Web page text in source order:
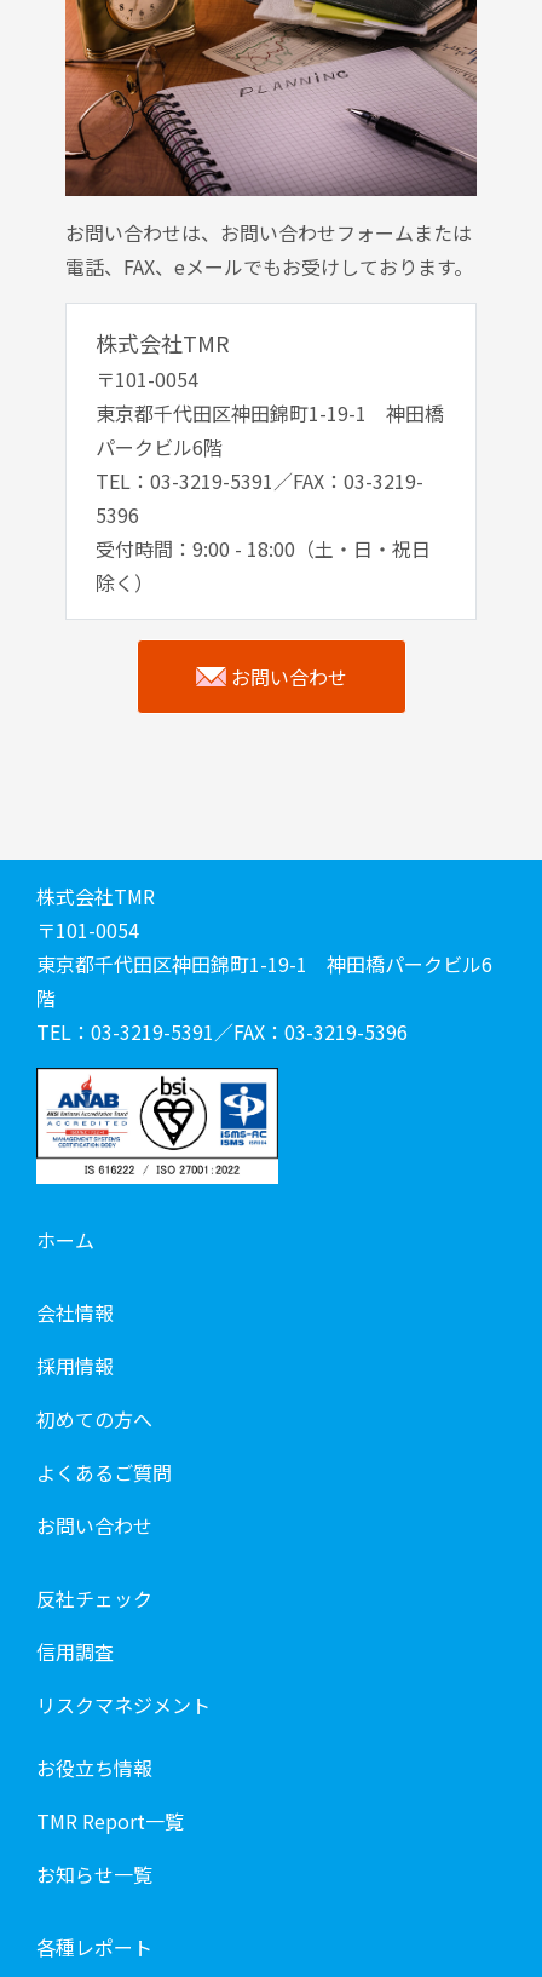
お問い合わせは、お問い合わせフォームまたは
電話、FAX、eメールでもお受けしております。
株式会社TMR
〒101-0054
東京都千代田区神田錦町1-19-1 神田橋
パークビル6階
TEL：03-3219-5391／FAX：03-3219-
5396
受付時間：9:00 - 18:00（土・日・祝日
除く）
お問い合わせ
株式会社TMR
〒101-0054
東京都千代田区神田錦町1-19-1 神田橋パークビル6
階
TEL：03-3219-5391／FAX：03-3219-5396
ホーム
会社情報
採用情報
初めての方へ
よくあるご質問
お問い合わせ
反社チェック
信用調査
リスクマネジメント
お役立ち情報
TMR Report一覧
お知らせ一覧
各種レポート